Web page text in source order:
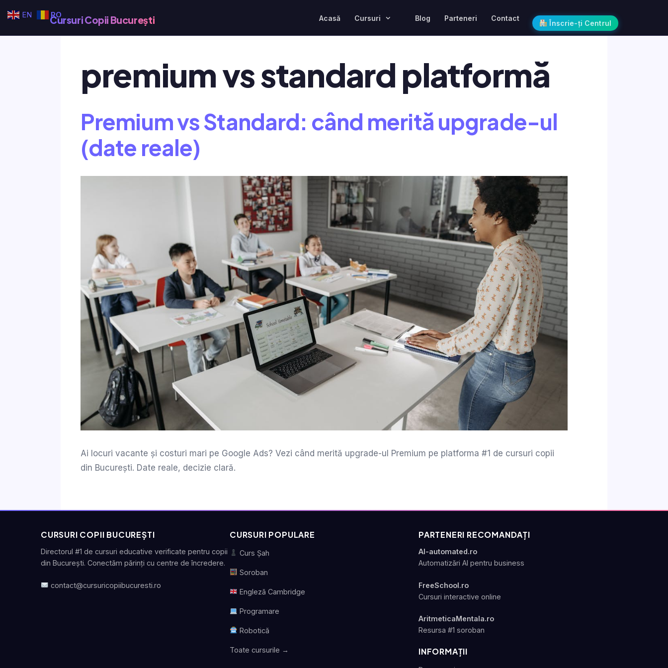
conținut
Cursuri Copii București Acasă Cursuri Blog Parteneri Contact
Înscrie-ți Centrul
premium vs standard platformă
Premium vs Standard: când merită upgrade-ul
(date reale)
Ai locuri vacante și costuri mari pe Google Ads? Vezi când merită upgrade-ul Premium pe platforma #1 de cursuri copii
din București. Date reale, decizie clară.
CURSURI COPII BUCUREȘTI
Directorul #1 de cursuri educative verificate pentru copii
din București. Conectăm părinți cu centre de încredere.
contact@cursuricopiibucuresti.ro
CURSURI POPULARE
Curs Șah
Soroban
Engleză Cambridge
Programare
Robotică
Toate cursurile →
PARTENERI RECOMANDAȚI
AI-automated.ro
Automatizări AI pentru business
FreeSchool.ro
Cursuri interactive online
AritmeticaMentala.ro
Resursa #1 soroban
INFORMAȚII
EN RO